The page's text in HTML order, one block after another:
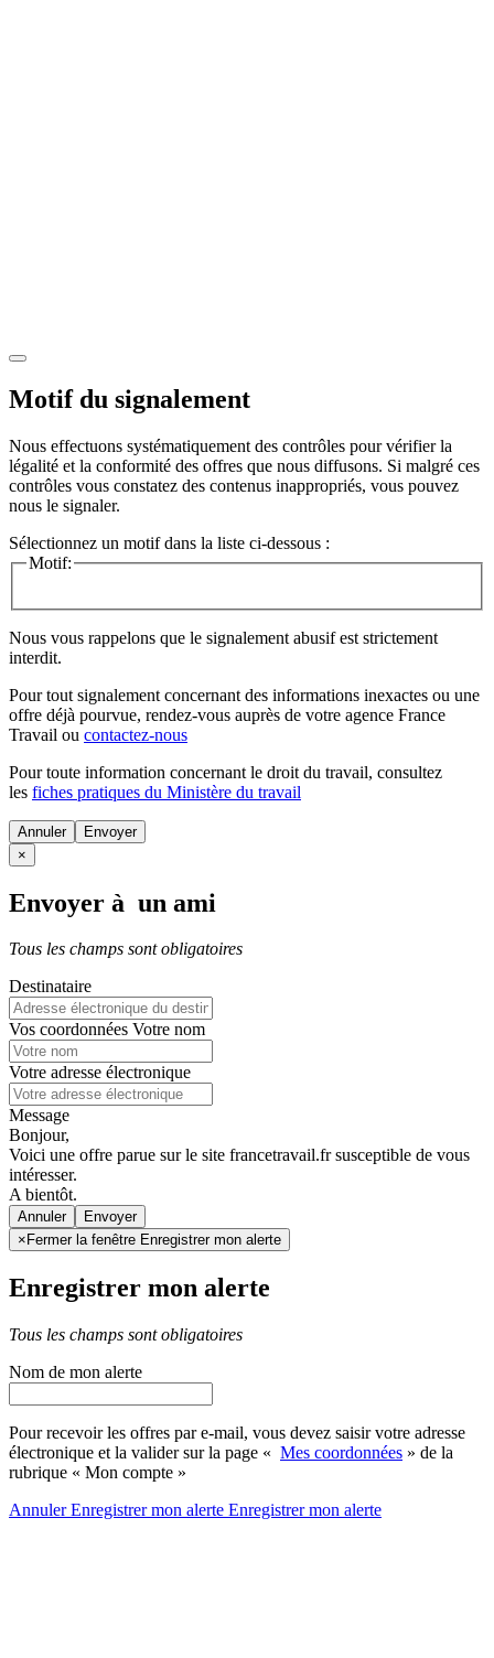
Motif du signalement
Nous effectuons systématiquement des contrôles pour vérifier la
légalité et la conformité des offres que nous diffusons. Si malgré ces
contrôles vous constatez des contenus inappropriés, vous pouvez
nous le signaler.
Sélectionnez un motif dans la liste ci-dessous :
Motif:
Nous vous rappelons que le signalement abusif est strictement
interdit.
Pour tout signalement concernant des informations inexactes ou une
offre déjà pourvue, rendez-vous auprès de votre agence France
Travail ou contactez-nous
Pour toute information concernant le droit du travail, consultez
les fiches pratiques du Ministère du travail
Annuler
×
Envoyer à un ami
Tous les champs sont obligatoires
Destinataire
Vos coordonnées Votre nom
Votre adresse électronique
Message
Bonjour,
Voici une offre parue sur le site francetravail.fr susceptible de vous
intéresser.
A bientôt.
Annuler
× Fermer la fenêtre Enregistrer mon alerte
Enregistrer mon alerte
Tous les champs sont obligatoires
Nom de mon alerte
Pour recevoir les offres par e-mail, vous devez saisir votre adresse
électronique et la valider sur la page « Mes coordonnées » de la
rubrique « Mon compte »
AnnulerEnregistrer mon alerte Enregistrermon alerte